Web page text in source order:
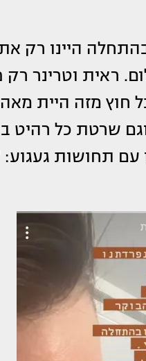
היינו רק
שחייתי 16 שנה של חלום.
מזה היית מאה.
שרטת כל רהיט
תחושות געגוע: